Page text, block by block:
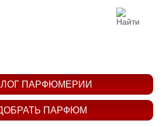
ПАРФЮМ
ПАРФЮМЕРИИ